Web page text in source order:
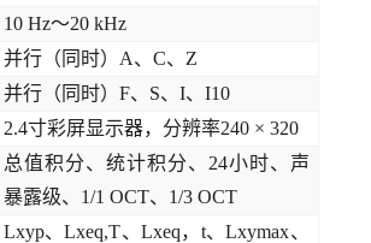
10 Hz～20 kHz
并行（同时）A、C、Z
并行（同时）F、S、I、I10
2.4寸彩屏显示器，分辨率240 × 320
总值积分、统计积分、24小时、声
暴露级、1/1 OCT、1/3 OCT
Lxyp、Lxeq,T、Lxeq，t、Lxymax、